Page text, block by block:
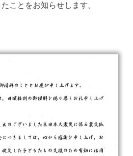
ことをお知らせします。